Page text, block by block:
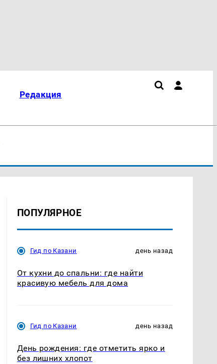
Редакция
ПОПУЛЯРНОЕ
Гид по Казани день назад
От кухни до спальни: где найти
красивую мебель для дома
Гид по Казани день назад
День рождения: где отметить ярко и
без лишних хлопот